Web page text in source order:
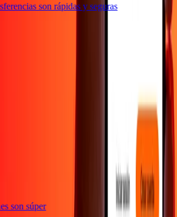
son rápidas y seguras
son súper